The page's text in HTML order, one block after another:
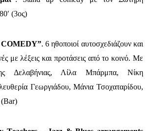
(3ος)
. 6 ηθοποιοί αυτοσχεδιάζουν και
με λέξεις και προτάσεις από το κοινό. Με
Δελαβήνιας, Λίλα Μπάρμπα, Νίκη
Γεωργιάδου, Μάνια Τσοχαταρίδου,
(Bar)